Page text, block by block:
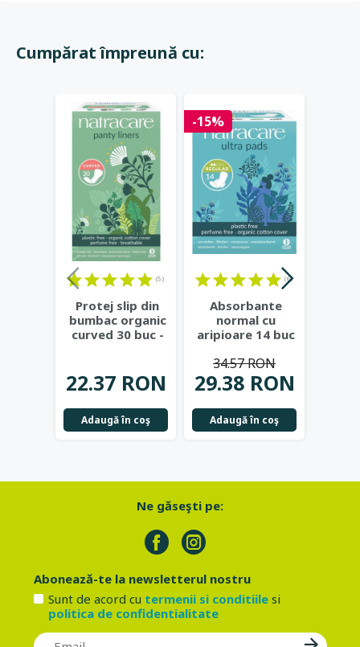
Cumpărat împreună cu:
(5)
Protej slip din
bumbac organic
curved 30 buc -
22.37 RON
Adaugă în coş
-15%
(6)
Absorbante
normal cu
aripioare 14 buc
29.38 RON
34.57 RON
Adaugă în coş
Ne găseşti pe:
Abonează-te la newsletterul nostru
Sunt de acord cu termenii si conditiilesi
politica de confidentialitate